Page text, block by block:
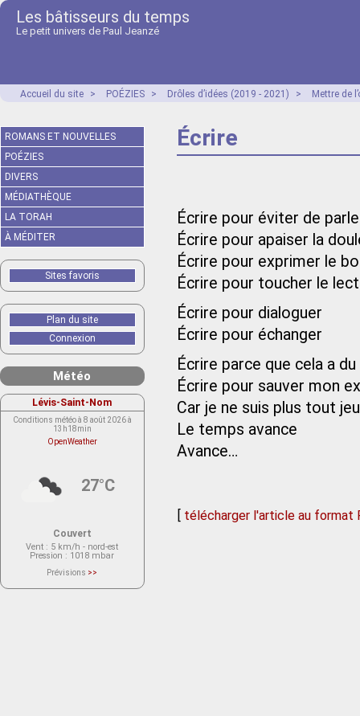
Les bâtisseurs du temps
Le petit univers de Paul Jeanzé
Accueil du site > POÉZIES > Drôles d’idées (2019 - 2021) > Mettre de
Écrire
Écrire pour éviter de
Écrire pour apaiser la
Écrire pour exprimer le
Écrire pour toucher le
Écrire pour dialoguer
Écrire pour échanger
Écrire parce que cela a
Écrire pour sauver mon
Car je ne suis plus tout
Le temps avance
Avance…
[ télécharger l'article au format
ROMANS ET NOUVELLES
POÉZIES
DIVERS
MÉDIATHÈQUE
LA TORAH
À MÉDITER
Sites favoris
Plan du site
Connexion
Météo
Lévis-Saint-Nom
Conditions météo à 8 août 2026 à
13h18min
OpenWeather
27°C
Couvert
Vent : 5 km/h - nord-est
Pression : 1018 mbar
Prévisions >>
actuellement aucune prévision